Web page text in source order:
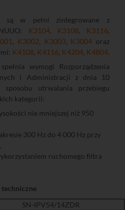
są w pełni zintegrowane z
K3104, K3108, K3116,
, K3002, K3003, K3004 oraz
K4108, K4116, K4204, K4804.
spełnia wymogi Rozporządzenia
i Administracji z dnia 10
utrwalania przebiegu
kategorii:
nie mniejszej niż 950
300 Hz do 4 000 Hz przy
ruchomego filtra
techniczne
SN-IPV54/14ZDR